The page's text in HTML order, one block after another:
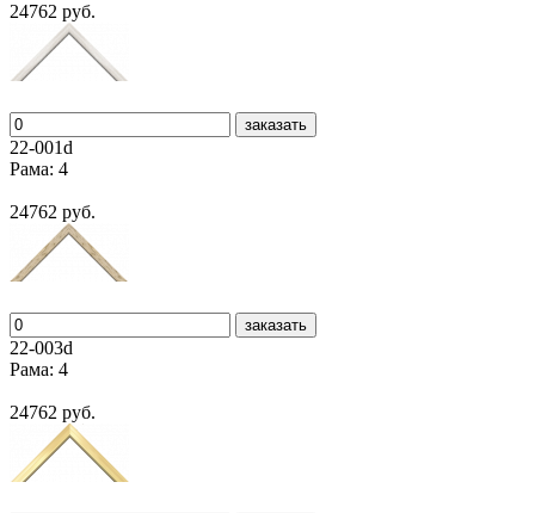
24762 руб.
заказать
22-001d
Рама: 4
24762 руб.
заказать
22-003d
Рама: 4
24762 руб.